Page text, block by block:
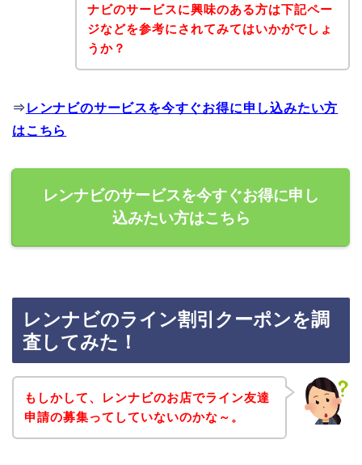
ナビのサービスに興味のある方は下記ペー
ジなどを参考にされてみてはいかがでしょ
うか？
⇒ レンナビのサービスを今すぐお得に申し込みたい方
はこちら
レンナビのサービスを今すぐお得に申し
込みたい方はこちら
レンナビのライン割引クーポンを調
査してみた！
もしかして、レンナビのお店でライン友達
申請の募集ってしていないのかな～。